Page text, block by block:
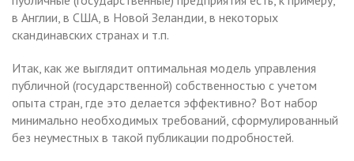
в Англии, в США, в Новой Зеландии, в некоторых
скандинавских странах и т.п.
Итак, как же выглядит оптимальная модель управления
публичной (государственной) собственностью с учетом
опыта стран, где это делается эффективно? Вот набор
минимально необходимых требований, сформулированный
без неуместных в такой публикации подробностей.